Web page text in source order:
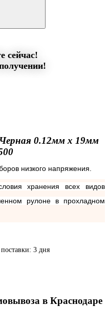
сейчас!
0.12мм х 19мм
низкого напряжения.
хранения всех видов
рулоне в прохладном
3 дня
в Краснодаре